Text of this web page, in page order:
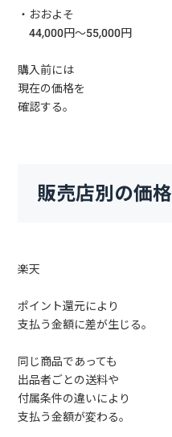
・おおよそ
44,000円〜55,000円
購入前には
現在の価格を
確認する。
販売店別の価格
楽天
ポイント還元により
支払う金額に差が生じる。
同じ商品であっても
出品者ごとの送料や
付属条件の違いにより
支払う金額が変わる。